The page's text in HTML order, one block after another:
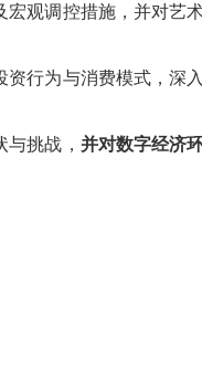
观调控措施，并对艺
行为与消费模式，深
挑战， 并对数字经济